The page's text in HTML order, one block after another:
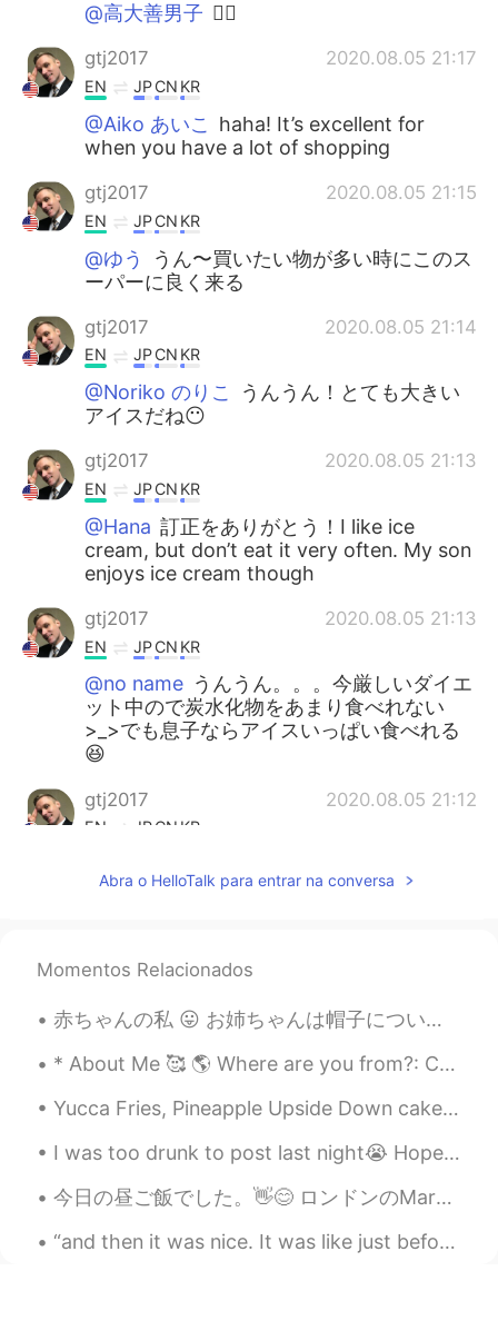
@高大善男子 👍🏻
gtj2017 2020.08.05 21:17
EN JPCN KR
@Aiko あいこ
haha! It’s excellent for
when you have a lot of shopping
gtj2017 2020.08.05 21:15
EN JPCN KR
@ゆう
うん〜買いたい物が多い時にこのス
ーパーに良く来る
gtj2017 2020.08.05 21:14
EN JPCN KR
@Noriko のりこ
うんうん！とても大きい
アイスだね😶
gtj2017 2020.08.05 21:13
EN JPCN KR
@Hana 訂正をありがとう！I like ice
cream, but don’t eat it very often. My son
enjoys ice cream though
gtj2017 2020.08.05 21:13
EN JPCN KR
@no name うんうん。。。今厳しいダイエ
ット中ので炭水化物をあまり食べれない
>_>でも息子ならアイスいっぱい食べれる
😆
gtj2017 2020.08.05 21:12
EN JPCN KR
often 😂
EN JP CN KR
difficult to choose which one to buy
Aiko あいこ 2020.08.05 12:37
EN
🎵
ゆう 2020.08.05 04:30
EN
Abra o HelloTalk para entrar na conversa
Momentos Relacionados
赤ちゃんの私 😛 お姉ちゃんは帽子についてバカにしてたけど、本当は「帽子可愛くない？」と思った (笑) 赤ちゃんの頃全部はシンプルで、本当は人間の人生の一番幸せな時かなーと思ってる 🤔 残念...
* About Me 🥰 🌎 Where are you from?: California ☀️ 📈 Height: 4’11 😳 🍰 Birthday: June 5th 👀 Eye co...
Yucca Fries, Pineapple Upside Down cake, Curried Goat, Fried Plantains, Caribbean Salad and Beet ...
I was too drunk to post last night😭 Hope everyone has a healthier, happier and prosperous 2️⃣0️...
今日の昼ご飯でした。👋😊 ロンドンのMarugame Udonです。このレストランはとても新しいです。日本で行ったことがあります。😄👌 このうどんはかけでした。美味しかったです。 天ぷらは鶏肉と...
“and then it was nice. It was like just before the sun goes to bed down on the bayou. There was a...